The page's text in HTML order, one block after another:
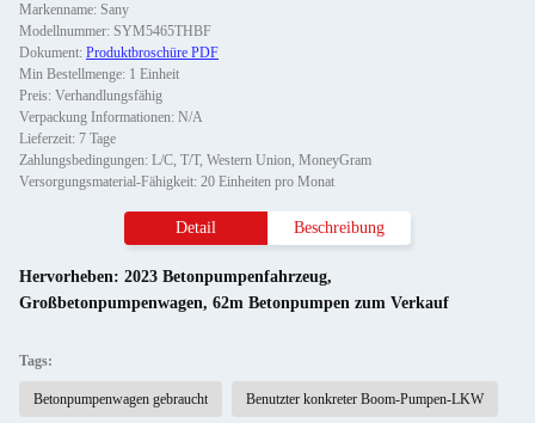
Markenname: Sany
Modellnummer: SYM5465THBF
Dokument: Produktbroschüre PDF
Min Bestellmenge: 1 Einheit
Preis: Verhandlungsfähig
Verpackung Informationen: N/A
Lieferzeit: 7 Tage
Zahlungsbedingungen: L/C, T/T, Western Union, MoneyGram
Versorgungsmaterial-Fähigkeit: 20 Einheiten pro Monat
Detail Beschreibung
Hervorheben: 2023 Betonpumpenfahrzeug,
Großbetonpumpenwagen, 62m Betonpumpen zum Verkauf
Tags:
Betonpumpenwagen gebraucht Benutzter konkreter Boom-Pumpen-LKW